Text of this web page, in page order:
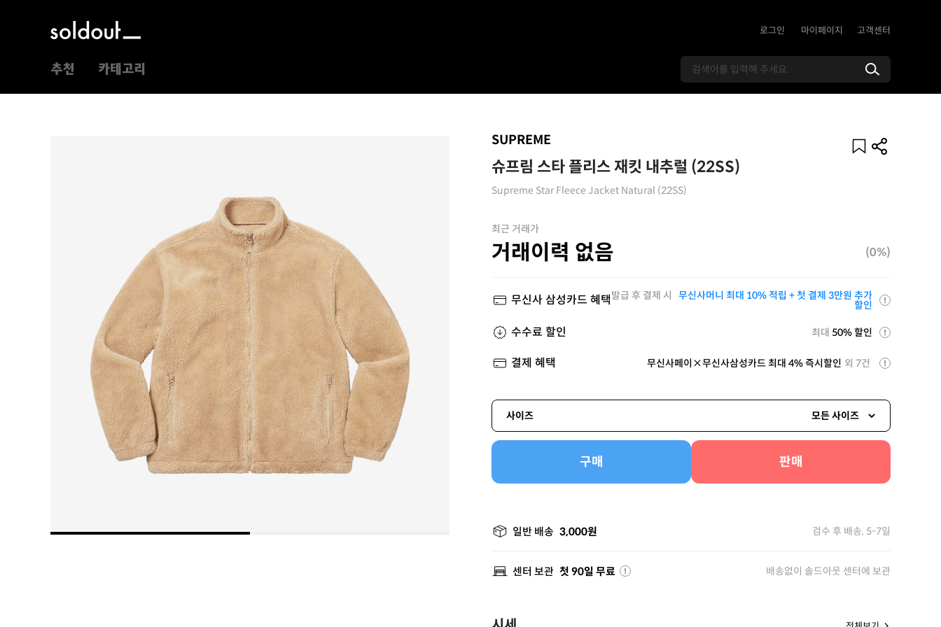
로그인 마이페이지 고객센터
추천 카테고리
SUPREME
슈프림 스타 플리스 재킷 내추럴 (22SS)
Supreme Star Fleece Jacket Natural (22SS)
최근 거래가
거래이력 없음 (0%)
무신사 삼성카드 혜택발급 후 결제 시 무신사머니 최대 10% 적립 + 첫 결제 3만원 추가
할인
수수료 할인 최대 50% 할인
결제 혜택 무신사페이×무신사삼성카드 최대 4% 즉시할인 외 7건
사이즈 모든 사이즈
구매 판매
일반 배송 3,000원 검수 후 배송, 5-7일
센터 보관 첫 90일 무료 배송없이 솔드아웃 센터에 보관